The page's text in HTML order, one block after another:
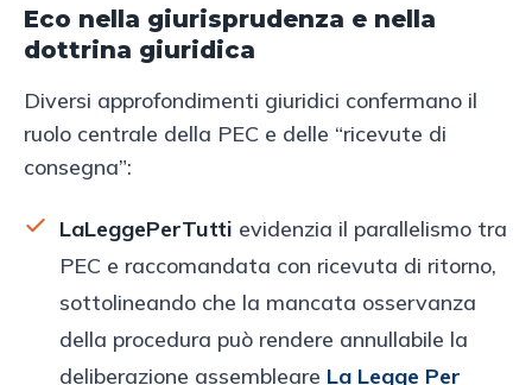
Eco nella giurisprudenza e nella
dottrina giuridica
Diversi approfondimenti giuridici confermano il
ruolo centrale della PEC e delle “ricevute di
consegna”:
LaLeggePerTutti evidenzia il parallelismo tra
PEC e raccomandata con ricevuta di ritorno,
sottolineando che la mancata osservanza
della procedura può rendere annullabile la
deliberazione assembleare La Legge Per